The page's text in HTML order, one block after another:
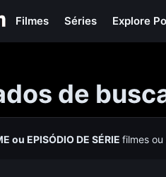
Filmes Séries Explore
de
ou EPISÓDIO DE SÉRIEfilmes